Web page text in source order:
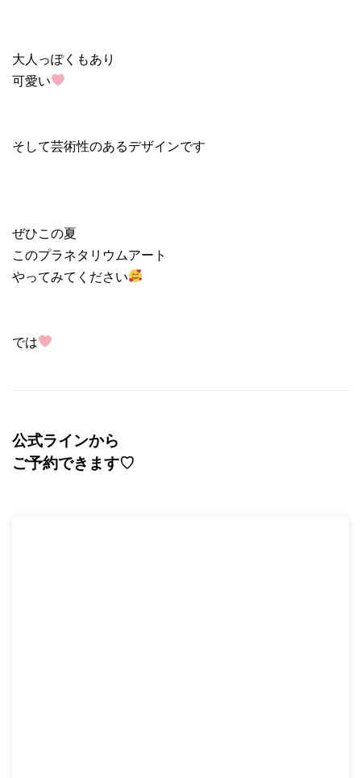
大人っぽくもあり
可愛い
そして芸術性のあるデザインです
ぜひこの夏
このプラネタリウムアート
やってみてください
では
公式ラインから
ご予約できます♡